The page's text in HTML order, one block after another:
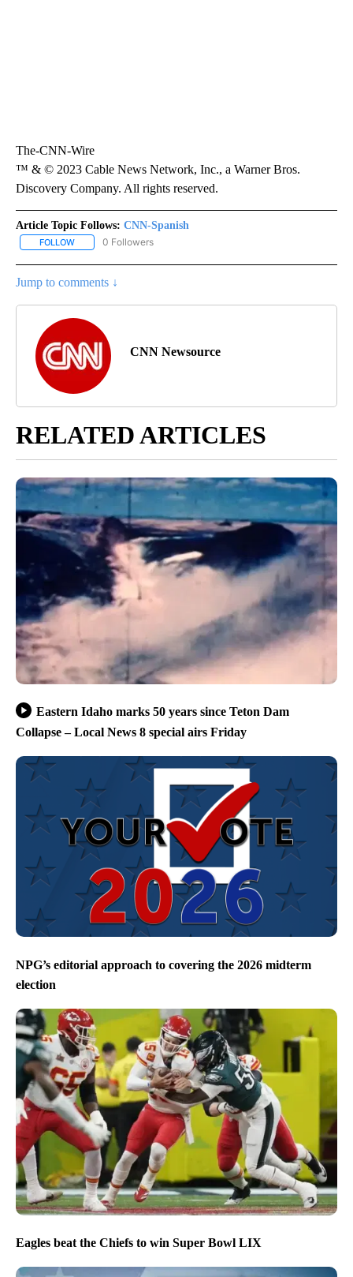
The-CNN-Wire
™ & © 2023 Cable News Network, Inc., a Warner Bros.
Discovery Company. All rights reserved.
Article Topic Follows: CNN-Spanish
FOLLOW FOLLOW "CNN-SPANISH" TO RECEIVE NOTIFICATIONS ABOUT
0 Followers
Jump to comments ↓
CNN Newsource
RELATED ARTICLES
Eastern Idaho marks 50 years since Teton Dam
Collapse – Local News 8 special airs Friday
NPG’s editorial approach to covering the 2026 midterm
election
Eagles beat the Chiefs to win Super Bowl LIX